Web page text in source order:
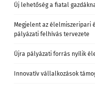
Új lehetőség a fiatal
Megjelent az élelmiszeripari
pályázati felhívás tervezete
Újra pályázati forrás nyílik
Innovatív vállalkozások